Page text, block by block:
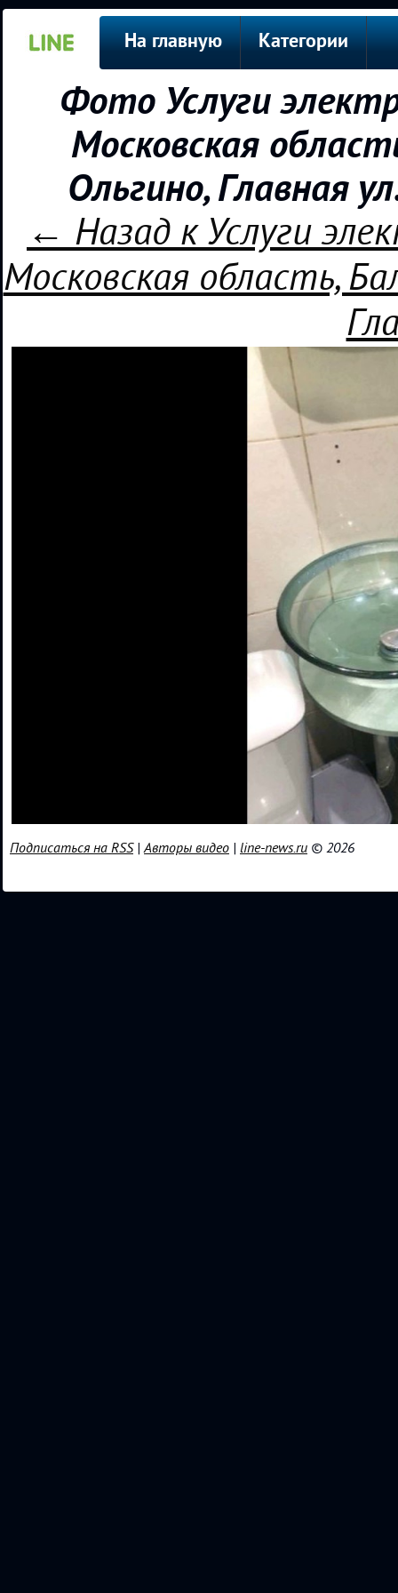
На главную Категории
Фото Услуги
Московская
Ольгино, Главная
← Назад к Услуги
Московская область,
Подписаться на RSS|Авторы видео | line-news.ru © 2026